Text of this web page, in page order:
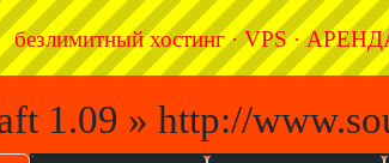
безлимитный хостинг · VPS ·
1.09 » http://